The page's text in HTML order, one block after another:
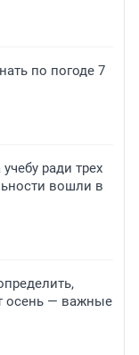
по погоде 7
ради трех
вошли в
осень — важные